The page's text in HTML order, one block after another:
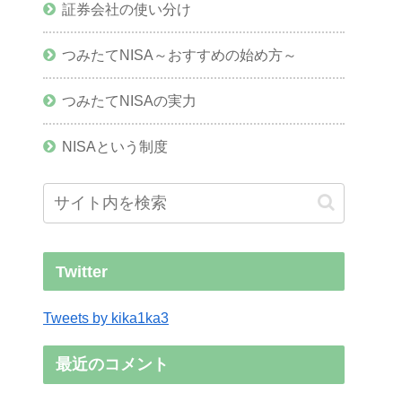
証券会社の使い分け
つみたてNISA～おすすめの始め方～
つみたてNISAの実力
NISAという制度
Twitter
Tweets by kika1ka3
最近のコメント